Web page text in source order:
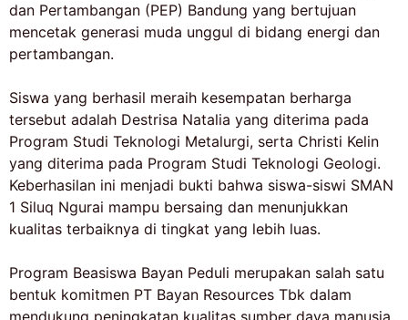
dan Pertambangan (PEP) Bandung yang bertujuan
mencetak generasi muda unggul di bidang energi dan
pertambangan.
Siswa yang berhasil meraih kesempatan berharga
tersebut adalah Destrisa Natalia yang diterima pada
Program Studi Teknologi Metalurgi, serta Christi Kelin
yang diterima pada Program Studi Teknologi Geologi.
Keberhasilan ini menjadi bukti bahwa siswa-siswi SMAN
1 Siluq Ngurai mampu bersaing dan menunjukkan
kualitas terbaiknya di tingkat yang lebih luas.
Program Beasiswa Bayan Peduli merupakan salah satu
bentuk komitmen PT Bayan Resources Tbk dalam
mendukung peningkatan kualitas sumber daya manusia,